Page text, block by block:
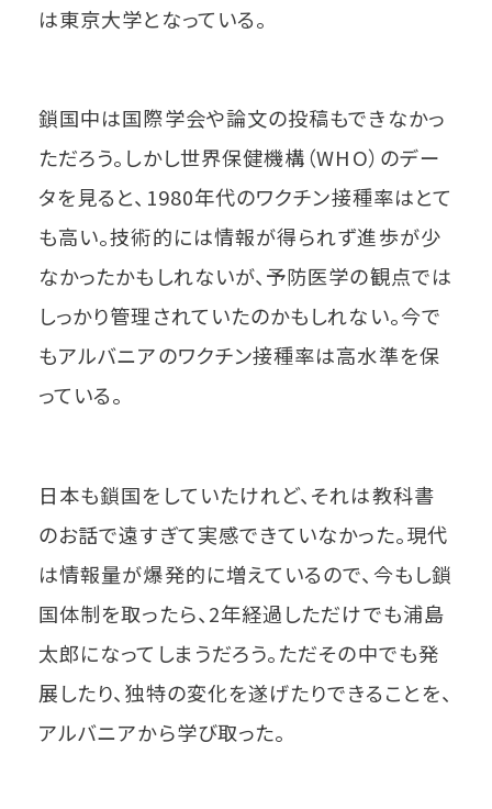
は東京大学となっている。
鎖国中は国際学会や論文の投稿もできなかっ
ただろう。しかし世界保健機構（WHO）のデー
タを見ると、1980年代のワクチン接種率はとて
も高い。技術的には情報が得られず進歩が少
なかったかもしれないが、予防医学の観点では
しっかり管理されていたのかもしれない。今で
もアルバニアのワクチン接種率は高水準を保
っている。
日本も鎖国をしていたけれど、それは教科書
のお話で遠すぎて実感できていなかった。現代
は情報量が爆発的に増えているので、今もし鎖
国体制を取ったら、2年経過しただけでも浦島
太郎になってしまうだろう。ただその中でも発
展したり、独特の変化を遂げたりできることを、
アルバニアから学び取った。